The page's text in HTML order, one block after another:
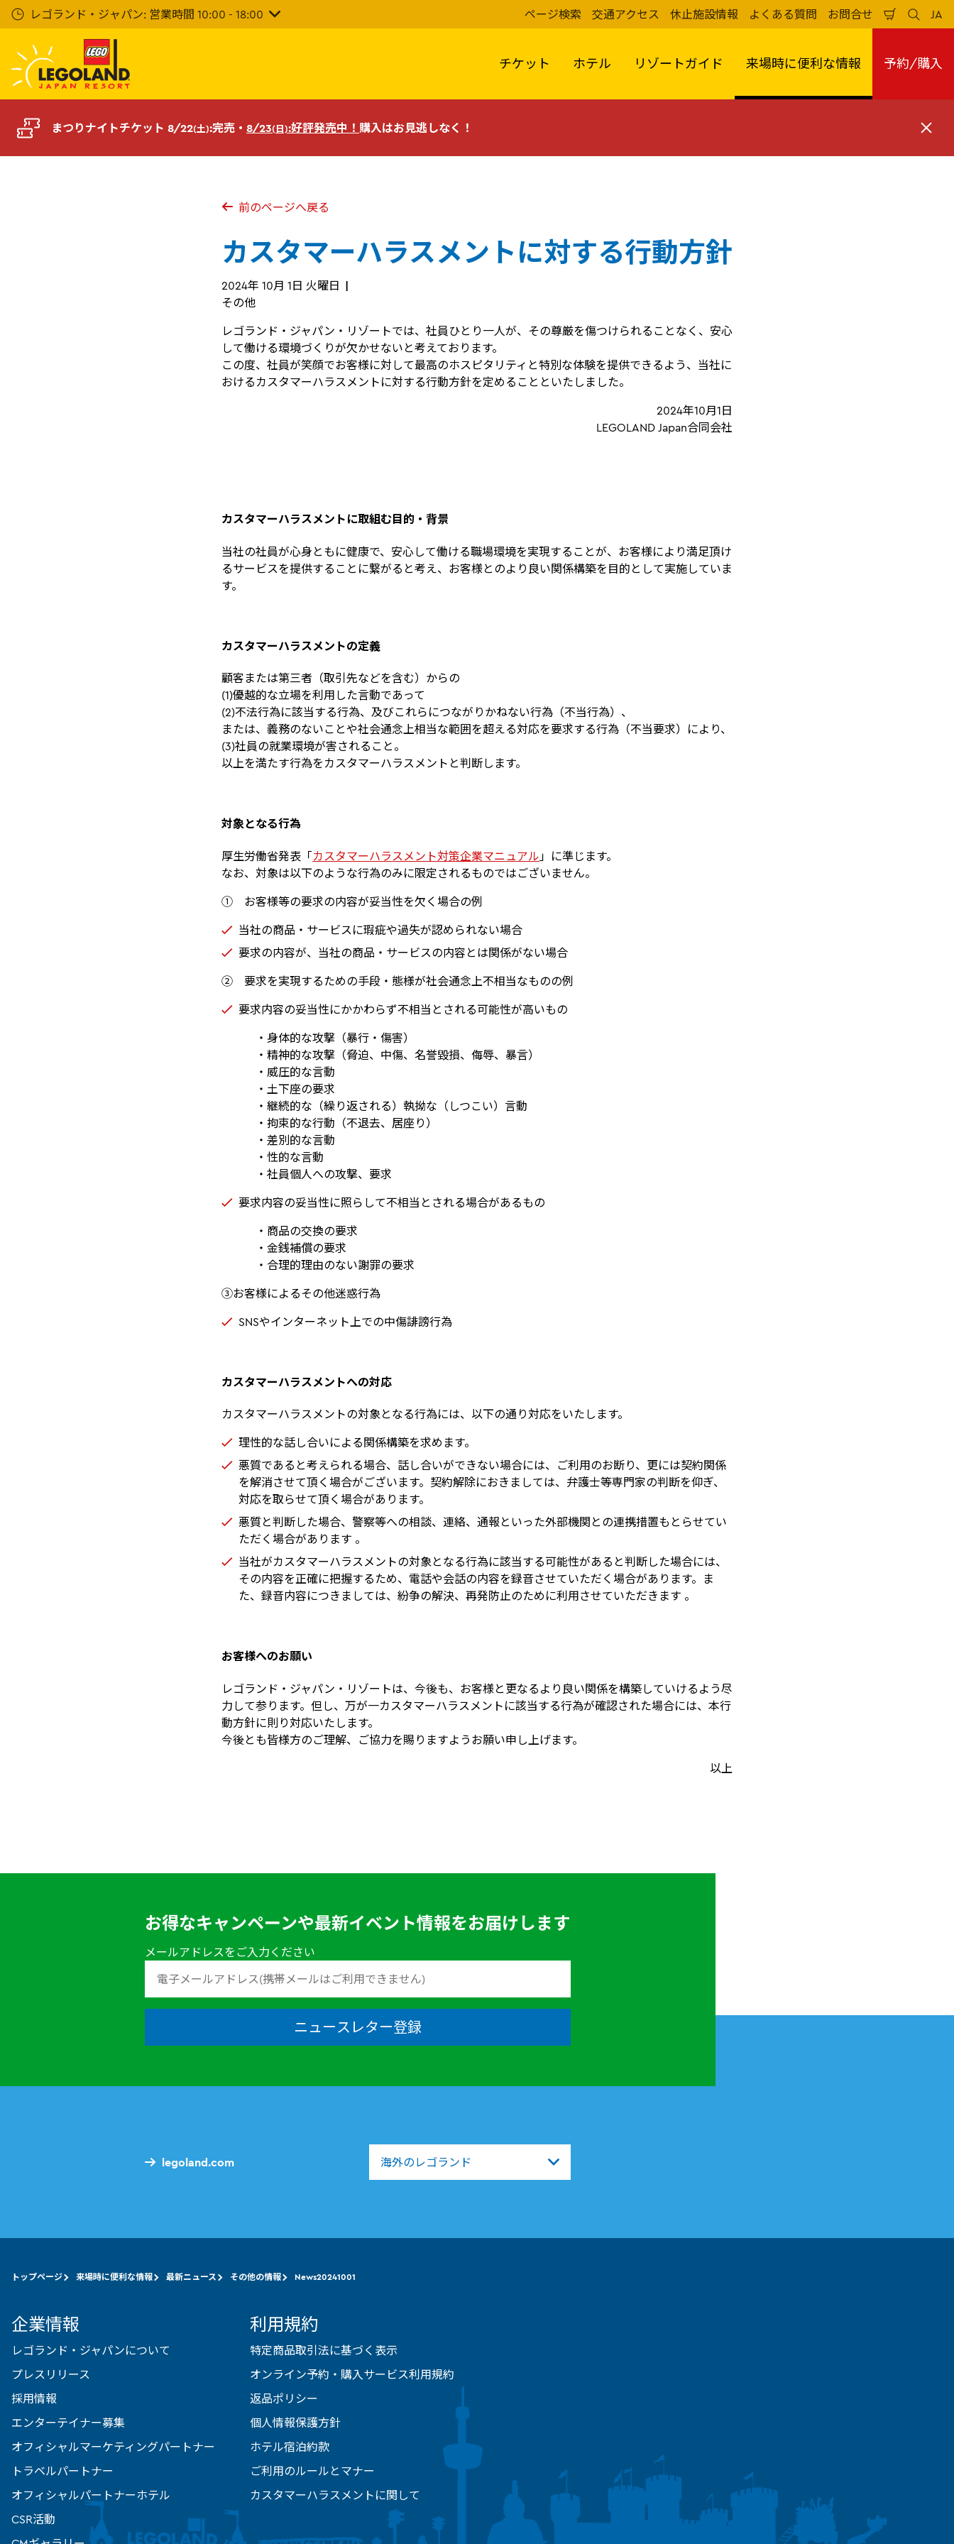
イ
レゴランド・ジャパン: 営業時間 10:00 - 18:00 ページ検索 交通アクセス 休止施設情報 よくある質問 お問合せ
い
か
ご
検
索
る
JA
日
本
チケット ホテル リゾートガイド 来場時に便利な情報 予約/購入
まつりナイトチケット 8/22(土):完売・ 8/23(日):好評発売中！ 購入はお見逃しなく！
閉
る
前のページへ戻る
カスタマーハラスメントに対する行動方針
2024年 10月 1日 火曜日
その他
レゴランド・ジャパン・リゾートでは、社員ひとり一人が、その尊厳を傷つけられることなく、安心
して働ける環境づくりが欠かせないと考えております。
この度、社員が笑顔でお客様に対して最高のホスピタリティと特別な体験を提供できるよう、当社に
おけるカスタマーハラスメントに対する行動方針を定めることといたしました。
2024年10月1日
LEGOLAND Japan合同会社
カスタマーハラスメントに取組む目的・背景
当社の社員が心身ともに健康で、安心して働ける職場環境を実現することが、お客様により満足頂け
るサービスを提供することに繋がると考え、お客様とのより良い関係構築を目的として実施していま
す。
カスタマーハラスメントの定義
顧客または第三者（取引先などを含む）からの
(1)優越的な立場を利用した言動であって
(2)不法行為に該当する行為、及びこれらにつながりかねない行為（不当行為）、
または、義務のないことや社会通念上相当な範囲を超える対応を要求する行為（不当要求）により、
(3)社員の就業環境が害されること。
以上を満たす行為をカスタマーハラスメントと判断します。
対象となる行為
厚生労働省発表「カスタマーハラスメント対策企業マニュアル 」に準じます。
なお、対象は以下のような行為のみに限定されるものではございません。
① お客様等の要求の内容が妥当性を欠く場合の例
当社の商品・サービスに瑕疵や過失が認められない場合
要求の内容が、当社の商品・サービスの内容とは関係がない場合
② 要求を実現するための手段・態様が社会通念上不相当なものの例
要求内容の妥当性にかかわらず不相当とされる可能性が高いもの
・身体的な攻撃（暴行・傷害）
・精神的な攻撃（脅迫、中傷、名誉毀損、侮辱、暴言）
・威圧的な言動
・土下座の要求
・継続的な（繰り返される）執拗な（しつこい）言動
・拘束的な行動（不退去、居座り）
・差別的な言動
・性的な言動
・社員個人への攻撃、要求
要求内容の妥当性に照らして不相当とされる場合があるもの
・商品の交換の要求
・金銭補償の要求
・合理的理由のない謝罪の要求
③お客様によるその他迷惑行為
SNSやインターネット上での中傷誹謗行為
カスタマーハラスメントへの対応
カスタマーハラスメントの対象となる行為には、以下の通り対応をいたします。
理性的な話し合いによる関係構築を求めます。
悪質であると考えられる場合、話し合いができない場合には、ご利用のお断り、更には契約関係
を解消させて頂く場合がございます。契約解除におきましては、弁護士等専門家の判断を仰ぎ、
対応を取らせて頂く場合があります。
悪質と判断した場合、警察等への相談、連絡、通報といった外部機関との連携措置もとらせてい
ただく場合があります 。
当社がカスタマーハラスメントの対象となる行為に該当する可能性があると判断した場合には、
その内容を正確に把握するため、電話や会話の内容を録音させていただく場合があります。ま
た、録音内容につきましては、紛争の解決、再発防止のために利用させていただきます 。
お客様へのお願い
レゴランド・ジャパン・リゾートは、今後も、お客様と更なるより良い関係を構築していけるよう尽
力して参ります。但し、万が一カスタマーハラスメントに該当する行為が確認された場合には、本行
動方針に則り対応いたします。
今後とも皆様方のご理解、ご協力を賜りますようお願い申し上げます。
以上
お得なキャンペーンや最新イベント情報をお届けします
メールアドレスをご入力ください
ニュースレター登録
legoland.com 海外のレゴランド
トップページ 来場時に便利な情報 最新ニュース その他の情報 News20241001
企業情報
レゴランド・ジャパンについて
プレスリリース
採用情報
エンターテイナー募集
オフィシャルマーケティングパートナー
トラベルパートナー
オフィシャルパートナーホテル
CSR活動
利用規約
特定商品取引法に基づく表示
オンライン予約・購入サービス利用規約
返品ポリシー
個人情報保護方針
ホテル宿泊約款
ご利用のルールとマナー
カスタマーハラスメントに関して